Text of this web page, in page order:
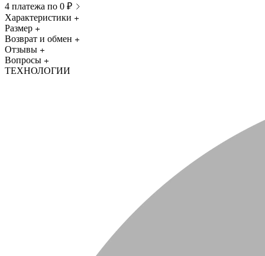
4 платежа по 0 ₽
Характеристики
Размер
Возврат и обмен
Отзывы
Вопросы
ТЕХНОЛОГИИ